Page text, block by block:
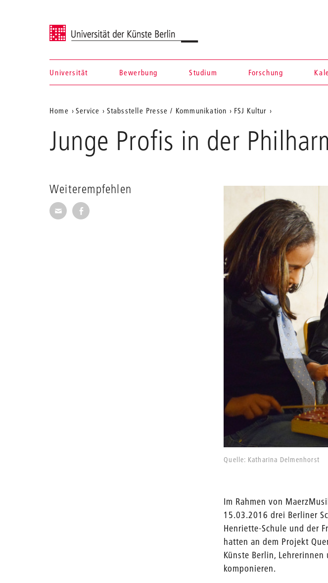
Universität der Künste Berlin
Navigation &
Suche
Universität Bewerbung Studium Forschung
Aktuelle
Position
auf
Home Service Stabsstelle Presse / Kommunikation FSJ Kultur
Junge Profis in der
Weiterempfehlen
Seite per E-Mail weiterempfehlen
Seite auf Facebook weiterempfehlen
Quelle: Katharina Delmenhorst
Im Rahmen von
15.03.2016 drei Berliner
Henriette-Schule und der
hatten an dem Projekt
Künste Berlin,
komponieren.